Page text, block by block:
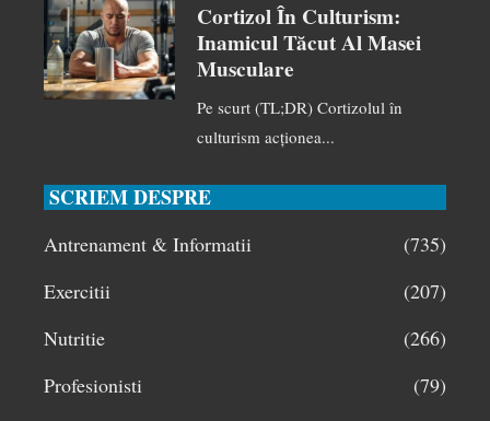
Cortizol În Culturism:
Inamicul Tăcut Al Masei
Musculare
Pe scurt (TL;DR) Cortizolul în
culturism acționea...
SCRIEM DESPRE
Antrenament & Informatii
(735)
Exercitii
(207)
Nutritie
(266)
Profesionisti
(79)